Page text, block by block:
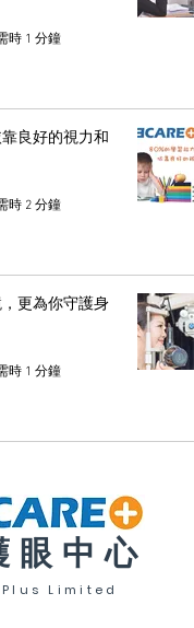
時 1 分鐘
良好的視力和
時 2 分鐘
更為你守護身
時 1 分鐘
眼中心
Limited